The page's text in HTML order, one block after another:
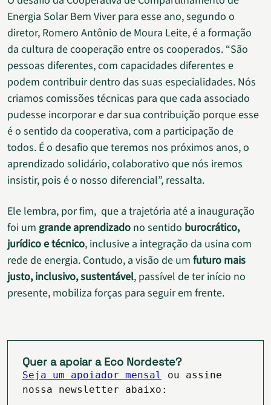
Energia Solar Bem Viver para esse ano, segundo o
diretor, Romero Antônio de Moura Leite, é a formação
da cultura de cooperação entre os cooperados. “São
pessoas diferentes, com capacidades diferentes e
podem contribuir dentro das suas especialidades. Nós
criamos comissões técnicas para que cada associado
pudesse incorporar e dar sua contribuição porque esse
é o sentido da cooperativa, com a participação de
todos. É o desafio que teremos nos próximos anos, o
aprendizado solidário, colaborativo que nós iremos
insistir, pois é o nosso diferencial”, ressalta.
Ele lembra, por fim, que a trajetória até a inauguração
foi um grande aprendizado no sentido burocrático,
jurídico e técnico, inclusive a integração da usina com
rede de energia. Contudo, a visão de um futuro mais
justo, inclusivo, sustentável, passível de ter início no
presente, mobiliza forças para seguir em frente.
Quer a apoiar a Eco Nordeste?
Seja um apoiador mensal
ou assine
nossa newsletter abaixo: